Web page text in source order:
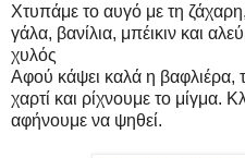
Χτυπάμε το αυγό με τη
γάλα, βανίλια, μπέικιν και
χυλός
Αφού κάψει καλά η βαφλιέρα,
χαρτί και ρίχνουμε το μίγμα.
αφήνουμε να ψηθεί.